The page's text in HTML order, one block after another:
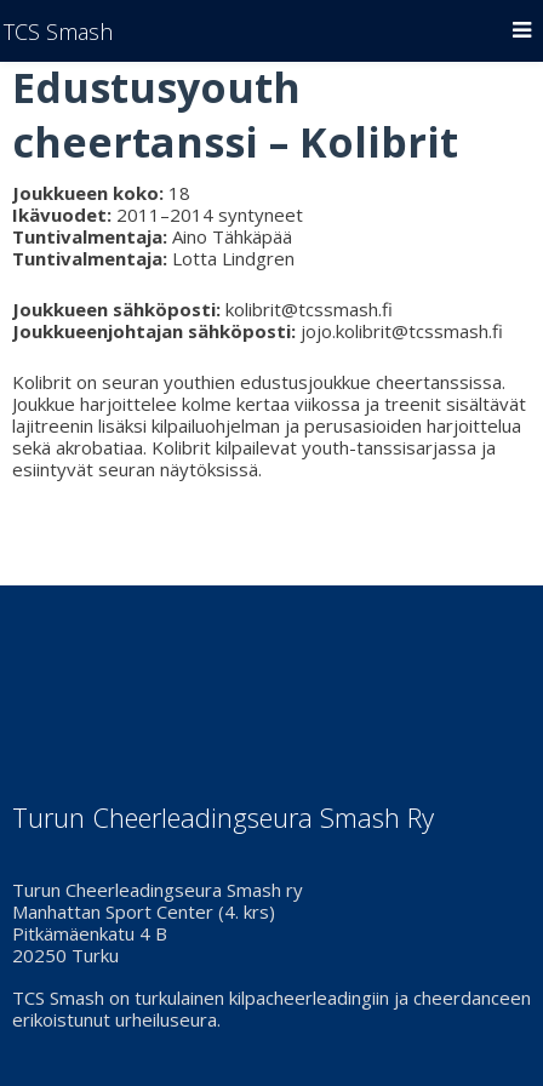
Edustusyouth
cheertanssi – Kolibrit
Joukkueen koko: 18
Ikävuodet: 2011–2014 syntyneet
Tuntivalmentaja: Aino Tähkäpää
Tuntivalmentaja: Lotta Lindgren
Joukkueen sähköposti: kolibrit@tcssmash.fi
Joukkueenjohtajan sähköposti: jojo.kolibrit@tcssmash.fi
Kolibrit on seuran youthien edustusjoukkue cheertanssissa.
Joukkue harjoittelee kolme kertaa viikossa ja treenit sisältävät
lajitreenin lisäksi kilpailuohjelman ja perusasioiden harjoittelua
sekä akrobatiaa. Kolibrit kilpailevat youth-tanssisarjassa ja
esiintyvät seuran näytöksissä.
Turun Cheerleadingseura Smash Ry
Turun Cheerleadingseura Smash ry
Manhattan Sport Center (4. krs)
Pitkämäenkatu 4 B
20250 Turku
TCS Smash on turkulainen kilpacheerleadingiin ja cheerdanceen
erikoistunut urheiluseura.
TCS Smash